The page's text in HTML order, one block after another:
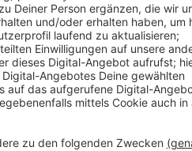
mit einem Hubschrauber nach
gemeldet worden war.
seine Frau ihm selbst gesagt
das Haus verlassen. Die